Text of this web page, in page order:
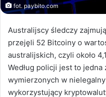
fot. paybito.com
Australijscy śledczy
przejęli 52 Bitcoiny o
australijskich, czyli około
Według policji jest to
wymierzonych w
wykorzystujący